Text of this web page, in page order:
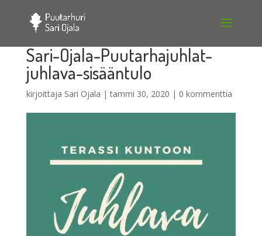
Sari-Ojala-Puutarhajuhlat-
juhlava-sisääntulo
kirjoittaja Sari Ojala |tammi 30, 2020 | 0 kommenttia